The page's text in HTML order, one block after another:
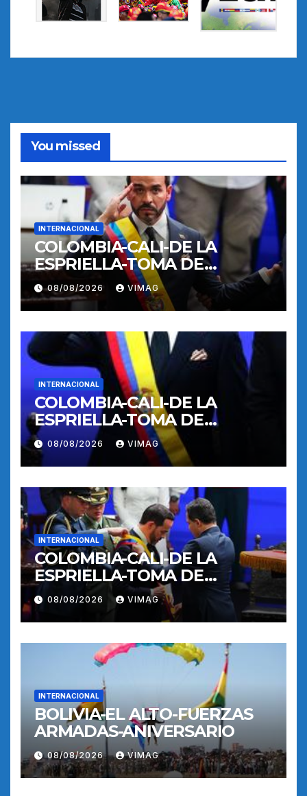
You missed
INTERNACIONAL
COLOMBIA-CALI-DE LA
ESPRIELLA-TOMA DE
POSESION
08/08/2026 VIMAG
INTERNACIONAL
COLOMBIA-CALI-DE LA
ESPRIELLA-TOMA DE
POSESION
08/08/2026 VIMAG
INTERNACIONAL
COLOMBIA-CALI-DE LA
ESPRIELLA-TOMA DE
POSESION
08/08/2026 VIMAG
INTERNACIONAL
BOLIVIA-EL ALTO-FUERZAS
ARMADAS-ANIVERSARIO
08/08/2026 VIMAG